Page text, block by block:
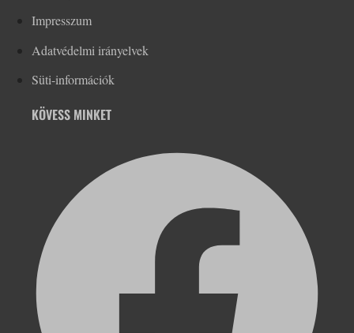
Impresszum
Adatvédelmi irányelvek
Süti-információk
KÖVESS MINKET